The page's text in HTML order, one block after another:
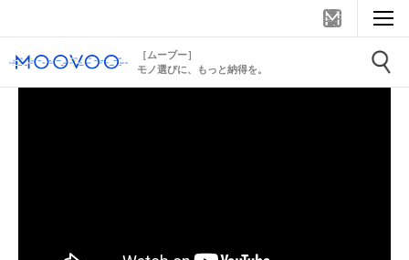
［ムーブー］
モノ選びに、もっと納得を。